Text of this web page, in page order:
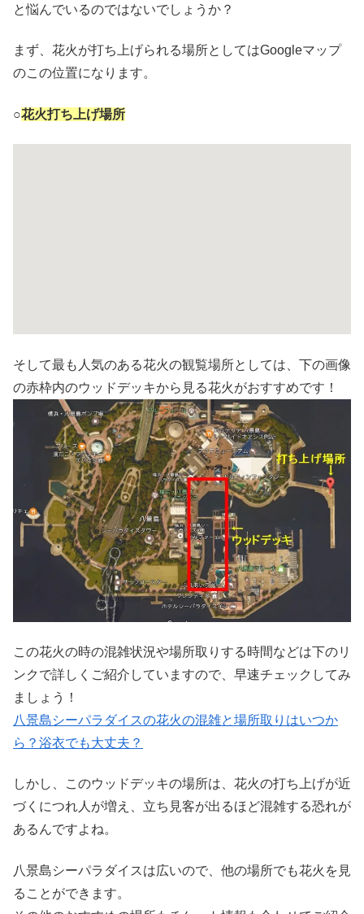
と悩んでいるのではないでしょうか？
まず、花火が打ち上げられる場所としてはGoogleマップ
のこの位置になります。
○花火打ち上げ場所
そして最も人気のある花火の観覧場所としては、下の画像
の赤枠内のウッドデッキから見る花火がおすすめです！
この花火の時の混雑状況や場所取りする時間などは下のリ
ンクで詳しくご紹介していますので、早速チェックしてみ
ましょう！
八景島シーパラダイスの花火の混雑と場所取りはいつか
ら？浴衣でも大丈夫？
しかし、このウッドデッキの場所は、花火の打ち上げが近
づくにつれ人が増え、立ち見客が出るほど混雑する恐れが
あるんですよね。
八景島シーパラダイスは広いので、他の場所でも花火を見
ることができます。